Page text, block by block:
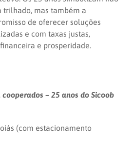
trilhado, mas também a
de oferecer soluções
e com taxas justas,
e prosperidade.
– 25 anos do Sicoob
(com estacionamento